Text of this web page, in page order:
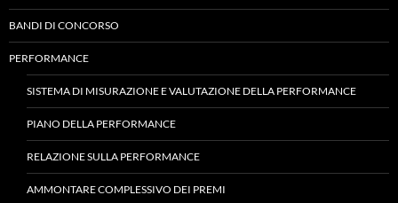
BANDI DI CONCORSO
PERFORMANCE
SISTEMA DI MISURAZIONE E VALUTAZIONE DELLA PERFORMANCE
PIANO DELLA PERFORMANCE
RELAZIONE SULLA PERFORMANCE
AMMONTARE COMPLESSIVO DEI PREMI